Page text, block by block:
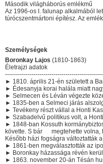
Második világháborús emlékmű
Az 1996-os I. falunap alkalmából
túrócszentmártoni építész. Az
Személységek
Boronkay Lajos (1810-1863)
Életrajzi adatok
► 1810. április 21-én született a
► Édesanyja korai halála miatt
► Selmecen és Léván végezte
► 1835-ben a Selmeci járás
► Tevékeny részt vállal a Honti
► Szabadelvű politikus volt, a
► 1848-ban Kossuth
követte. S bár megtehette volna,
Később házi fogságra
► 1861-ben megválasztották az
► Boronkay házassága révén
► 1863. november 20-án Tésán